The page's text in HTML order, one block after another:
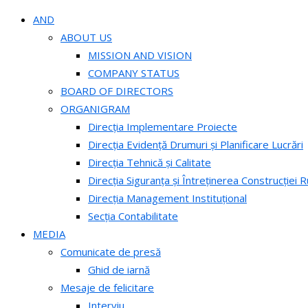
AND
ABOUT US
MISSION AND VISION
COMPANY STATUS
BOARD OF DIRECTORS
ORGANIGRAM
Direcția Implementare Proiecte
Direcția Evidență Drumuri și Planificare Lucrări
Direcția Tehnică și Calitate
Direcția Siguranța și Întreținerea Construcției
Direcția Management Instituțional
Secția Contabilitate
MEDIA
Comunicate de presă
Ghid de iarnă
Mesaje de felicitare
Interviu